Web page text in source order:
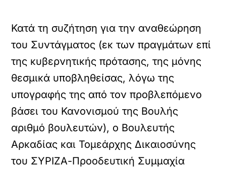
Κατά τη συζήτηση για την αναθεώρηση
του Συντάγματος (εκ των πραγμάτων επί
της κυβερνητικής πρότασης, της μόνης
θεσμικά υποβληθείσας, λόγω της
υπογραφής της από τον προβλεπόμενο
βάσει του Κανονισμού της Βουλής
αριθμό βουλευτών), ο Βουλευτής
Αρκαδίας και Τομεάρχης Δικαιοσύνης
του ΣΥΡΙΖΑ-Προοδευτική Συμμαχία